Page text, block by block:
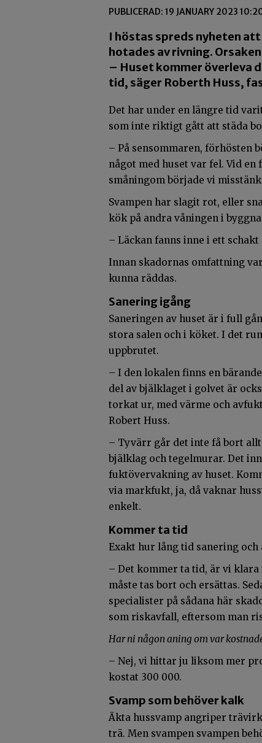
PUBLICERAD: 19 JANUARY 2023
I höstas spreds nyheten
hotades av rivning.
– Huset kommer överleva
tid, säger Roberth Huss,
Det har under en längre tid
som inte riktigt gått att städa
– På sensommaren, förhösten
något med huset var fel. Vid
småningom började vi
Svampen har slagit rot, eller
kök på andra våningen i
– Läckan fanns inne i ett
Innan skadornas omfattning
kunna räddas.
Sanering igång
Saneringen av huset är i full
stora salen och i köket. I det
uppbrutet.
– I den lokalen finns en
del av bjälklaget i golvet är
torkat ur, med värme och
Robert Huss.
– Tyvärr går det inte få bort
bjälklag och tegelmurar. Det
fuktövervakning av huset.
via markfukt, ja, då vaknar
enkelt.
Kommer ta tid
Exakt hur lång tid sanering
– Det kommer ta tid, är vi
måste tas bort och ersättas.
specialister på sådana här
som riskavfall, eftersom man
Har ni någon aning om var
– Nej, vi hittar ju liksom mer
kostat 300 000.
Svamp som behöver kalk
Äkta hussvamp angriper
trä. Men svampen svampen